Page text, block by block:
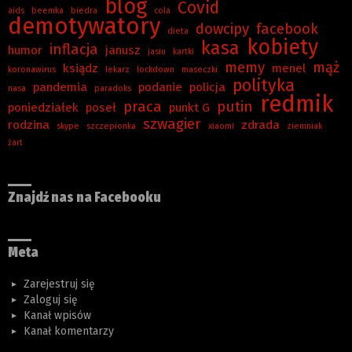
aids beemka biedra blog cola Covid
demotywatory dieta dowcipy facebook
humor inflacja janusz jasiu kartki kasa kobiety
koronawirus ksiądz lekarz lockdown maseczki memy menel mąż
nasa pandemia paradoks podanie policja polityka
poniedziałek poseł praca punkt G putin redmik
rodzina skype szczepionka szwagier xiaomi zdrada
ziemniak
żart
Znajdź nas na Facebooku
Meta
Zarejestruj się
Zaloguj się
Kanał wpisów
Kanał komentarzy